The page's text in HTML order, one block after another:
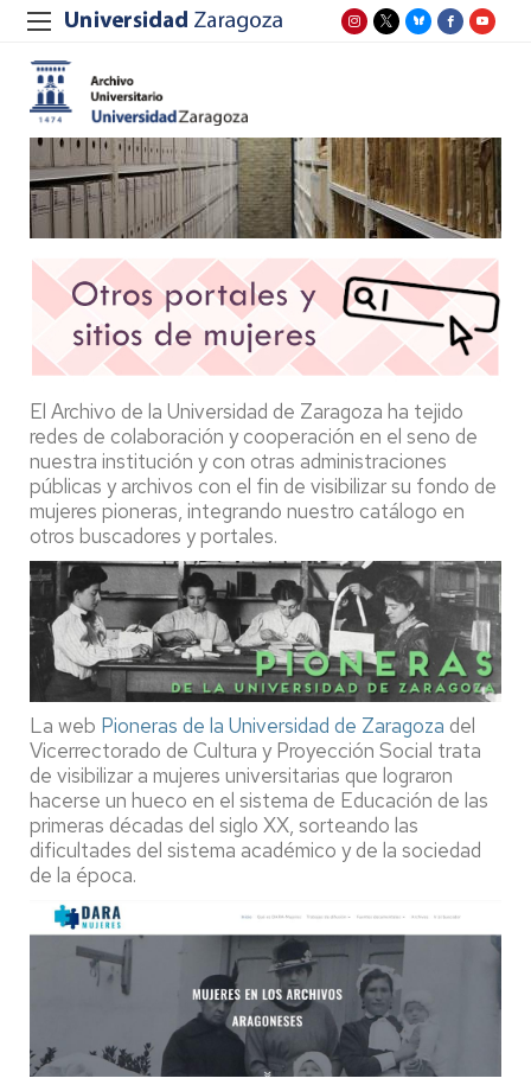
El Archivo de la Universidad de Zaragoza ha tejido
redes de colaboración y cooperación en el seno de
nuestra institución y con otras administraciones
públicas y archivos con el fin de visibilizar su fondo de
mujeres pioneras, integrando nuestro catálogo en
otros buscadores y portales.
La web Pioneras de la Universidad de Zaragoza del
Vicerrectorado de Cultura y Proyección Social trata
de visibilizar a mujeres universitarias que lograron
hacerse un hueco en el sistema de Educación de las
primeras décadas del siglo XX, sorteando las
dificultades del sistema académico y de la sociedad
de la época.